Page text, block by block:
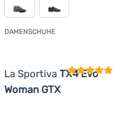
DAMENSCHUHE
La Sportiva TX4 Evo
Woman GTX